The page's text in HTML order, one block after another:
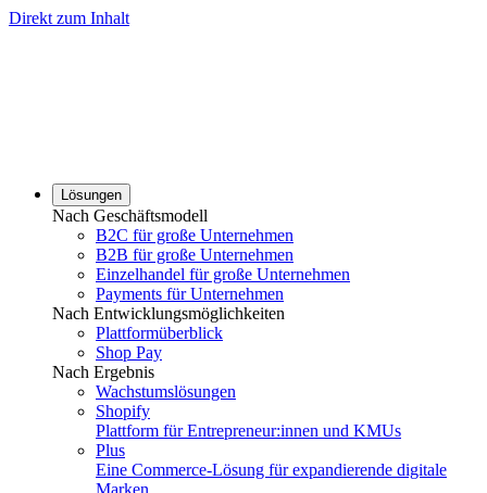
Direkt zum Inhalt
Lösungen
Nach Geschäftsmodell
B2C für große Unternehmen
B2B für große Unternehmen
Einzelhandel für große Unternehmen
Payments für Unternehmen
Nach Entwicklungsmöglichkeiten
Plattformüberblick
Shop Pay
Nach Ergebnis
Wachstumslösungen
Shopify
Plattform für Entrepreneur:innen und KMUs
Plus
Eine Commerce-Lösung für expandierende digitale